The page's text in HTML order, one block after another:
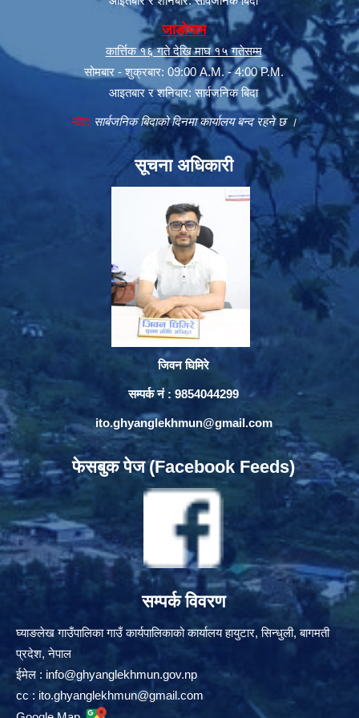
जाडोयाम
कार्त्तिक १६ गते देखि माघ १५ गतेसम्म
सोमबार - शुक्रबार: 09:00 A.M. - 4:00 P.M.
आइतबार र शनिबार: सार्वजनिक बिदा
नोट:सार्बजनिक बिदाको दिनमा कार्यालय बन्द रहने छ ।
सूचना अधिकारी
जिवन घिमिरे
सम्पर्क नं : 9854044299
ito.ghyanglekhmun@gmail.com
फेसबुक पेज (Facebook Feeds)
सम्पर्क विवरण
घ्याङलेख गाउँपालिका गाउँ कार्यपालिकाको कार्यालय हायुटार, सिन्धुली, बागमती
प्रदेश, नेपाल
ईमेल : info@ghyanglekhmun.gov.np
cc : ito.ghyanglekhmun@gmail.com